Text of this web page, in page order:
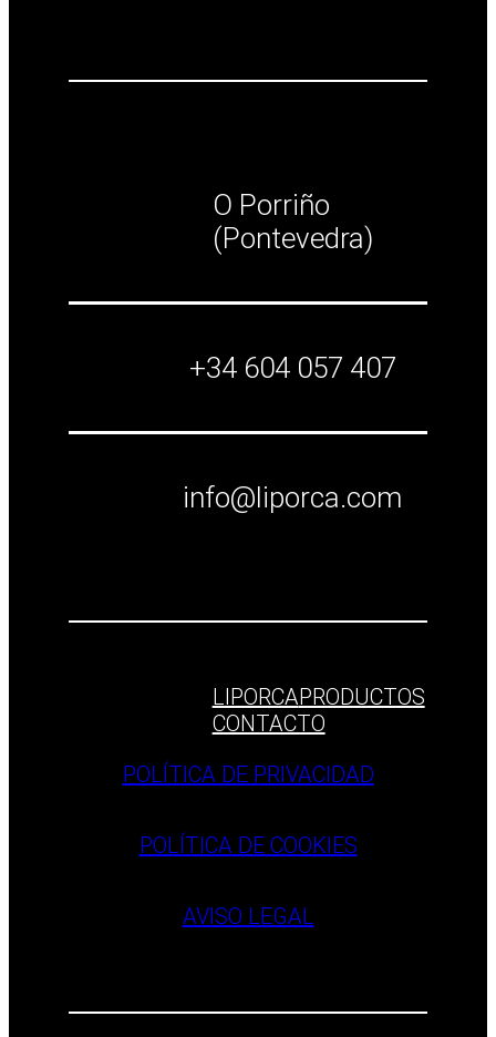
O Porriño
(Pontevedra)
+34 604 057 407
info@liporca.com
LIPORCAPRODUCTOS
CONTACTO
POLÍTICA DE PRIVACIDAD
POLÍTICA DE COOKIES
AVISO LEGAL